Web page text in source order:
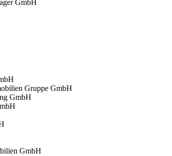
GmbH
Gruppe GmbH
GmbH
GmbH